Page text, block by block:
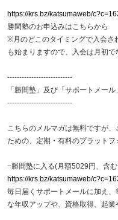
https://krs.bz/katsumaweb/
勝間塾のお申込みはこちらから
※月のどこのタイミングで入会さ
も始まりますので、入会は月初で
---------------------------
「勝間塾」及び「サポートメー
---------------------------
こちらのメルマガは無料ですが
ための、定期・有料のプラットフ
−勝間塾に入る(月額5029円、含
https://krs.bz/katsumaweb/
毎日届くサポートメールに加え
な年収アップや、資格取得、起業